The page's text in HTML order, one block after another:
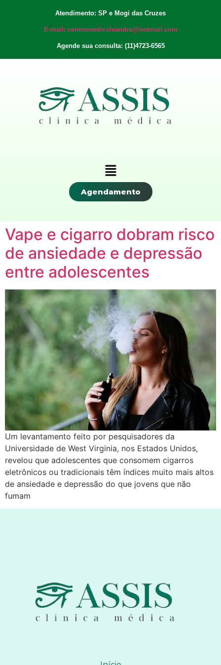
Atendimento: SP e Mogi das Cruzes
E-mail: centromedicoleandro@hotmail.com
Agende sua consulta: (11)4723-6565
Agendamento
Vape e cigarro dobram risco
de ansiedade e depressão
entre adolescentes
Um levantamento feito por pesquisadores da
Universidade de West Virginia, nos Estados Unidos,
revelou que adolescentes que consomem cigarros
eletrônicos ou tradicionais têm índices muito mais altos
de ansiedade e depressão do que jovens que não
fumam